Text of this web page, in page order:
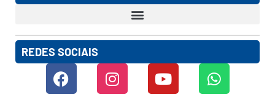
REDES SOCIAIS